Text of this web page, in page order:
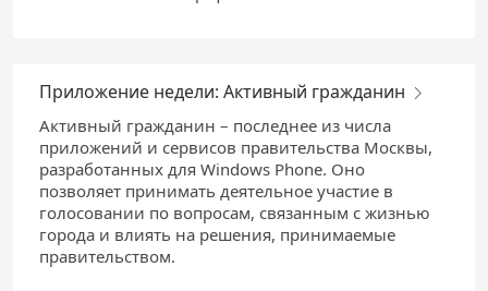
Приложение недели: Активный гражданин
Активный гражданин – последнее из числа
приложений и сервисов правительства Москвы,
разработанных для Windows Phone. Оно
позволяет принимать деятельное участие в
голосовании по вопросам, связанным с жизнью
города и влиять на решения, принимаемые
правительством.